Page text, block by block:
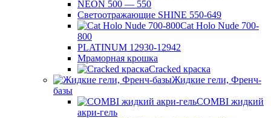
NEON 500 — 550
Светоотражающие SHINE 550-649
Cat Holo Nude 700-
800
PLATINUM 12930-12942
Мраморная крошка
Cracked краска
Жидкие гели, Френч-
базы
COMBI жидкий
акри-гель